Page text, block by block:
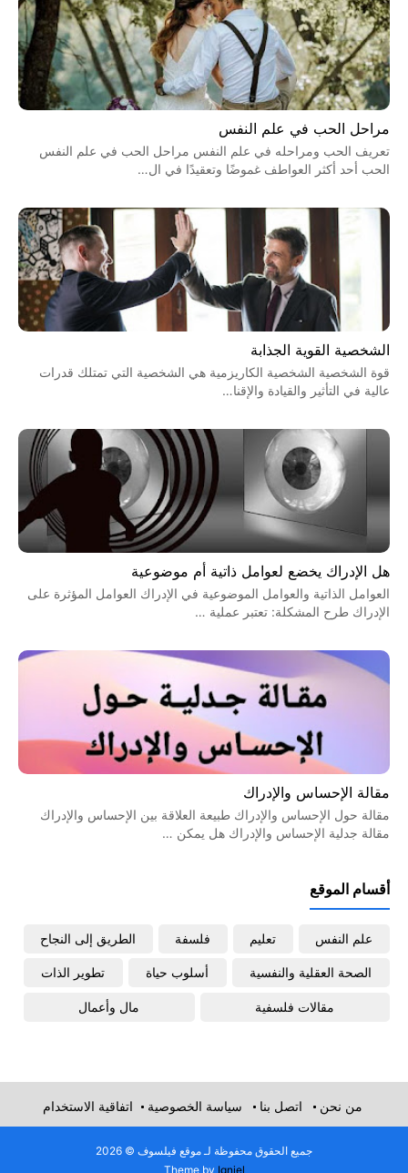
مراحل الحب في علم النفس
تعريف الحب ومراحله في علم النفس مراحل الحب في علم النفس
الحب أحد أكثر العواطف غموضًا وتعقيدًا في ال…
الشخصية القوية الجذابة
قوة الشخصية الشخصية الكاريزمية هي الشخصية التي تمتلك قدرات
عالية في التأثير والقيادة والإقنا…
هل الإدراك يخضع لعوامل ذاتية أم موضوعية
العوامل الذاتية والعوامل الموضوعية في الإدراك العوامل المؤثرة على
الإدراك طرح المشكلة: تعتبر عملية …
مقالة الإحساس والإدراك
مقالة حول الإحساس والإدراك طبيعة العلاقة بين الإحساس والإدراك
مقالة جدلية الإحساس والإدراك هل يمكن …
أقسام الموقع
علم النفس تعليم فلسفة الطريق إلى النجاح
الصحة العقلية والنفسية أسلوب حياة تطوير الذات
مقالات فلسفية مال وأعمال
من نحن اتصل بنا سياسة الخصوصية اتفاقية الاستخدام
جميع الحقوق محفوظة لـ موقع فيلسوف © 2026
Theme by Igniel